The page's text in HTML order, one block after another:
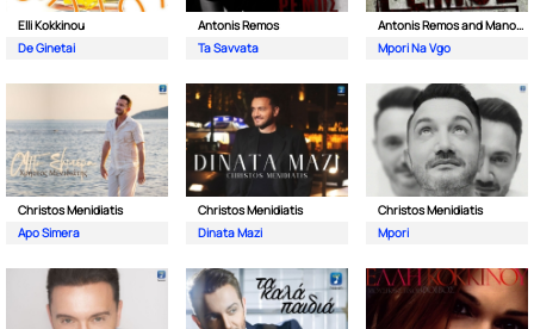
Elli Kokkinou
De Ginetai
Antonis Remos
Ta Savvata
Antonis Remos and Manos Pirovolakis
Mpori Na Vgo
Christos Menidiatis
Apo Simera
Christos Menidiatis
Dinata Mazi
Christos Menidiatis
Mpori